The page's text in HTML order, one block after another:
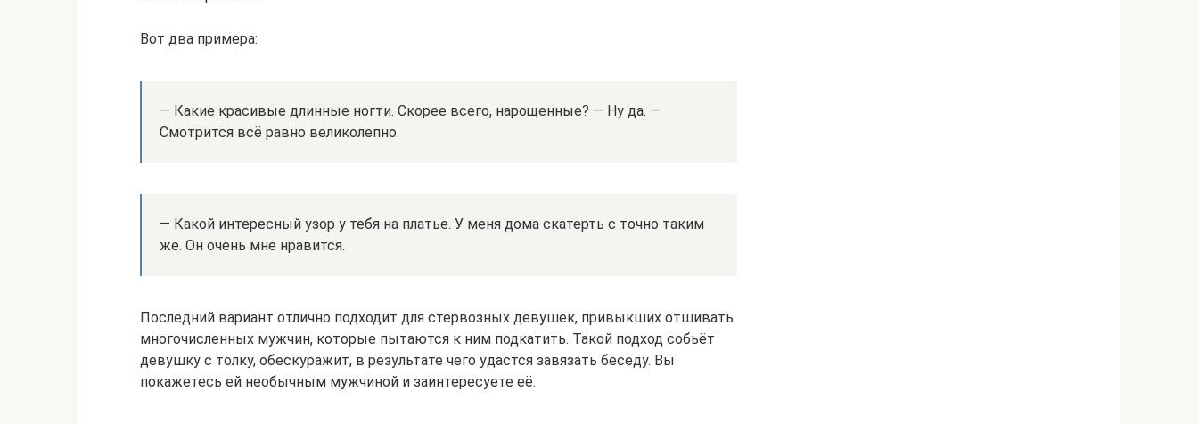
Вот два примера:
— Какие красивые длинные ногти. Скорее всего, нарощенные? — Ну да. —
Смотрится всё равно великолепно.
— Какой интересный узор у тебя на платье. У меня дома скатерть с точно таким
же. Он очень мне нравится.
Последний вариант отлично подходит для стервозных девушек, привыкших отшивать
многочисленных мужчин, которые пытаются к ним подкатить. Такой подход собьёт
девушку с толку, обескуражит, в результате чего удастся завязать беседу. Вы
покажетесь ей необычным мужчиной и заинтересуете её.